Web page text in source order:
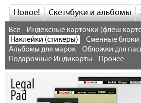
Новое! Скетчбуки и альбомы
Все Индексные карточки (флеш
Наклейки (стикеры)
Сменные блоки
Альбомы для марок
Обложки для
Подарочные Индикарты
Прочее